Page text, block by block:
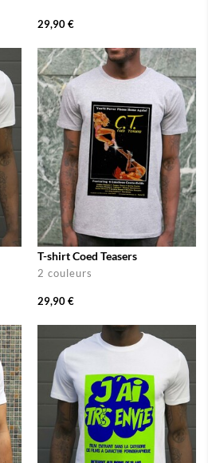
29,90 €
T-shirt Coed Teasers
2 couleurs
29,90 €